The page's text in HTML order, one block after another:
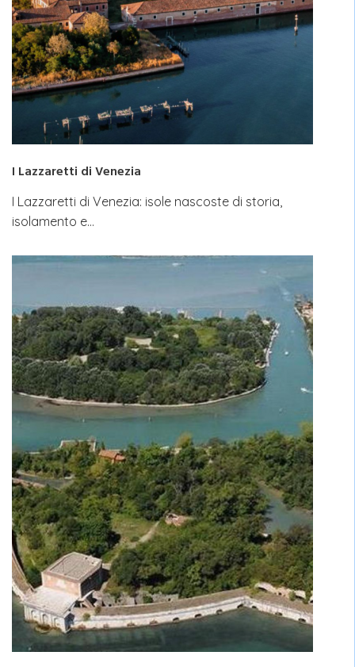
I Lazzaretti di Venezia
I Lazzaretti di Venezia: isole nascoste di storia,
isolamento e…